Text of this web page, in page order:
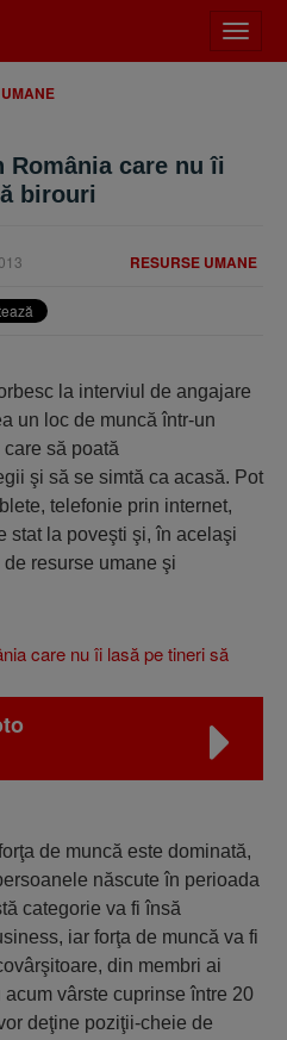
meniu
România care nu îi
birouri
RESURSE UMANE
la interviul de angajare
un loc de muncă într-un
să poată
şi să se simtă ca acasă. Pot
telefonie prin internet,
stat la poveşti şi, în acelaşi
resurse umane şi
de muncă este dominată,
născute în perioada
categorie va fi însă
iar forţa de muncă va fi
din membri ai
vârste cuprinse între 20
deţine poziţii-cheie de